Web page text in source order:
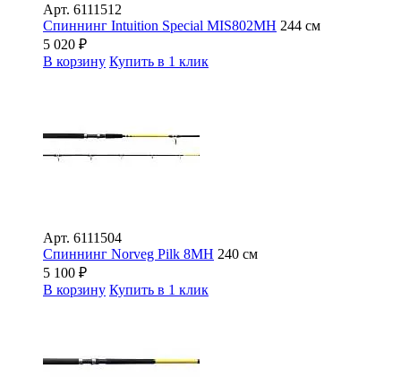
Арт. 6111512
Спиннинг Intuition Special MIS802MH 244 см
5 020 ₽
В корзину Купить в 1 клик
Арт. 6111504
Спиннинг Norveg Pilk 8MH 240 см
5 100 ₽
В корзину Купить в 1 клик